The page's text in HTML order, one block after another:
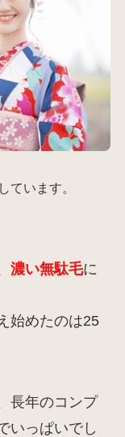
ています。
濃い無駄毛に
始めたのは25
長年のコンプ
いっぱいでし